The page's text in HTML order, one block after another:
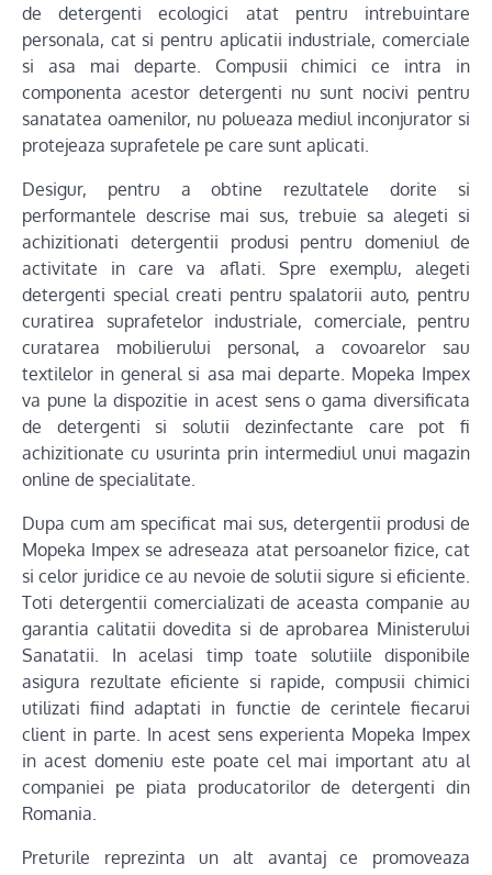
de detergenti ecologici atat pentru intrebuintare
personala, cat si pentru aplicatii industriale, comerciale
si asa mai departe. Compusii chimici ce intra in
componenta acestor detergenti nu sunt nocivi pentru
sanatatea oamenilor, nu polueaza mediul inconjurator si
protejeaza suprafetele pe care sunt aplicati.
Desigur, pentru a obtine rezultatele dorite si
performantele descrise mai sus, trebuie sa alegeti si
achizitionati detergentii produsi pentru domeniul de
activitate in care va aflati. Spre exemplu, alegeti
detergenti special creati pentru spalatorii auto, pentru
curatirea suprafetelor industriale, comerciale, pentru
curatarea mobilierului personal, a covoarelor sau
textilelor in general si asa mai departe. Mopeka Impex
va pune la dispozitie in acest sens o gama diversificata
de detergenti si solutii dezinfectante care pot fi
achizitionate cu usurinta prin intermediul unui magazin
online de specialitate.
Dupa cum am specificat mai sus, detergentii produsi de
Mopeka Impex se adreseaza atat persoanelor fizice, cat
si celor juridice ce au nevoie de solutii sigure si eficiente.
Toti detergentii comercializati de aceasta companie au
garantia calitatii dovedita si de aprobarea Ministerului
Sanatatii. In acelasi timp toate solutiile disponibile
asigura rezultate eficiente si rapide, compusii chimici
utilizati fiind adaptati in functie de cerintele fiecarui
client in parte. In acest sens experienta Mopeka Impex
in acest domeniu este poate cel mai important atu al
companiei pe piata producatorilor de detergenti din
Romania.
Preturile reprezinta un alt avantaj ce promoveaza